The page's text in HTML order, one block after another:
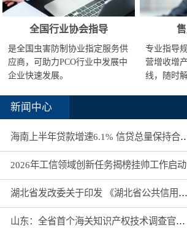
全国行业协会指导
是全国虫害防制协业指定服务供
应商，可助力PCO行业中发展中
企业快速发展。
专业指导
营增收增
线，随时
新闻中心
海南上半年贷款增速6.1% 信贷
2026年工信领域创新任务揭榜挂帅工作启动
湖北省发改委关于印发 《湖北省公共信用信息目录（2026年版）》的通知
山东：全省首个海关知识产权技术调查官制度落地济南自贸片区